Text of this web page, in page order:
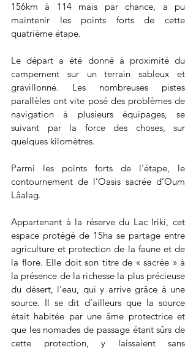
156km à 114 mais par chance, a pu
maintenir les points forts de cette
quatrième étape.
Le départ a été donné à proximité du
campement sur un terrain sableux et
gravillonné. Les nombreuses pistes
parallèles ont vite posé des problèmes de
navigation à plusieurs équipages, se
suivant par la force des choses, sur
quelques kilomètres.
Parmi les points forts de l’étape, le
contournement de l’Oasis sacrée d’Oum
Lâalag.
Appartenant à la réserve du Lac Iriki, cet
espace protégé de 15ha se partage entre
agriculture et protection de la faune et de
la flore. Elle doit son titre de « sacrée » à
la présence de la richesse la plus précieuse
du désert, l’eau, qui y arrive grâce à une
source. Il se dit d’ailleurs que la source
était habitée par une âme protectrice et
que les nomades de passage étant sûrs de
cette protection, y laissaient sans